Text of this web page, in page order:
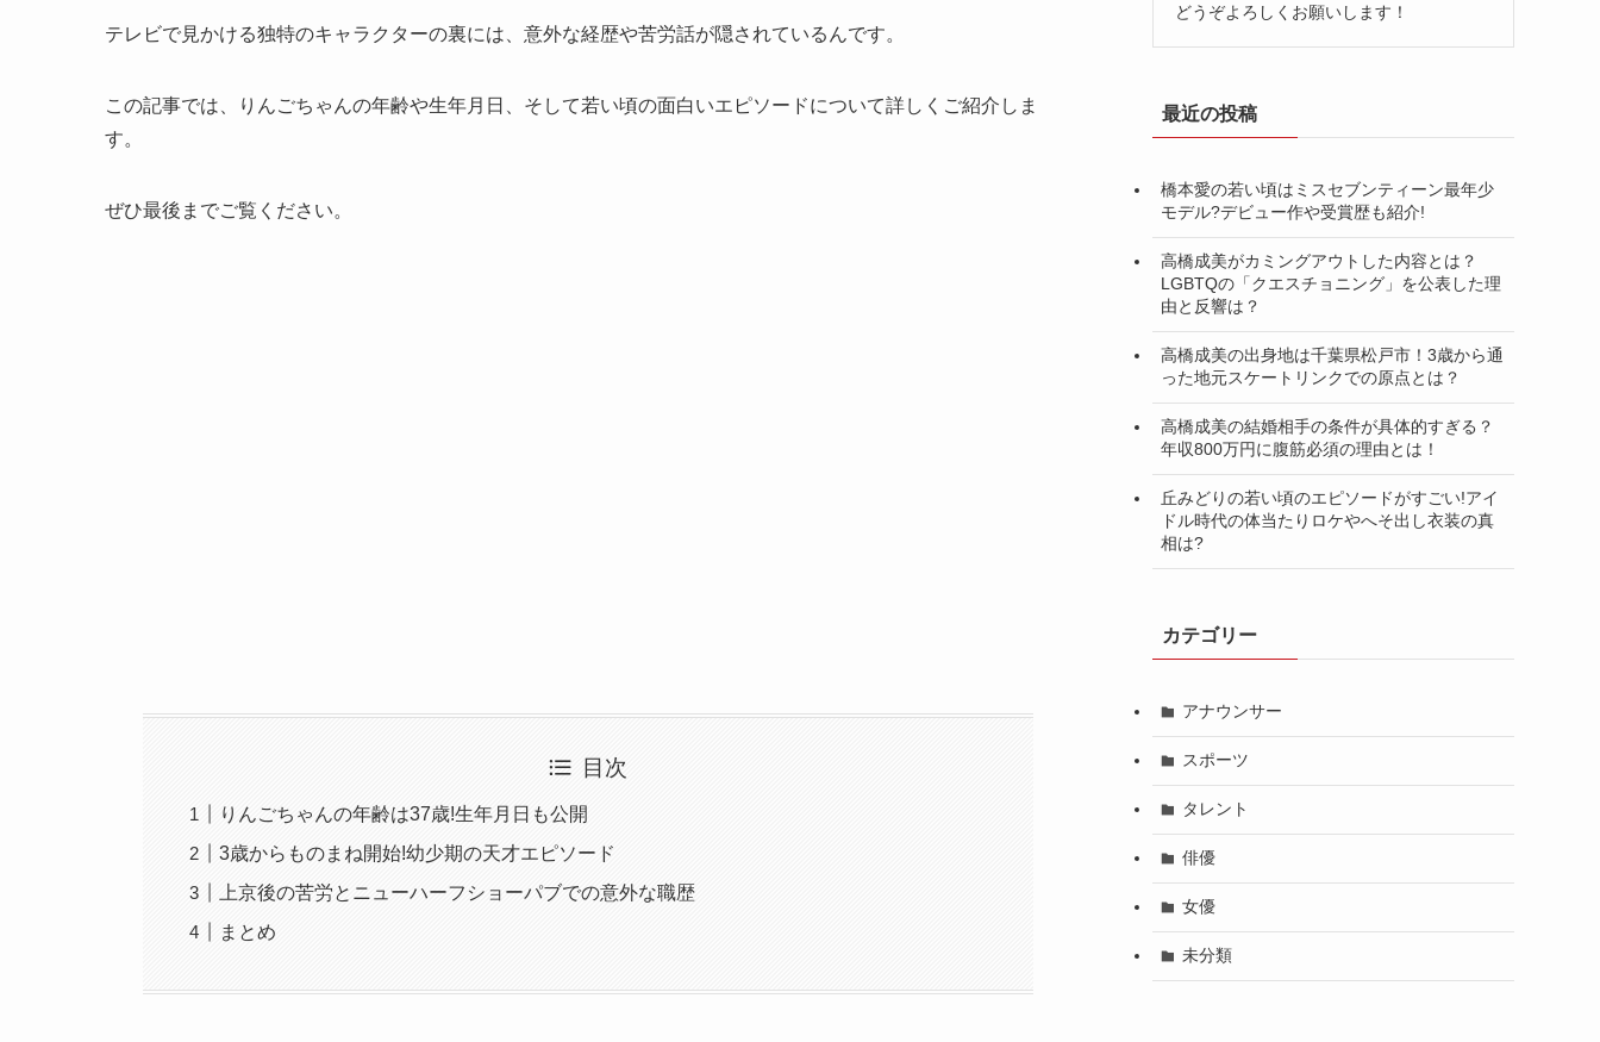
テレビで見かける独特のキャラクターの裏には、意外な経歴や苦労話が隠されているんです。
この記事では、りんごちゃんの年齢や生年月日、そして若い頃の面白いエピソードについて詳しくご紹介しま
す。
ぜひ最後までご覧ください。
目次
りんごちゃんの年齢は37歳!生年月日も公開
3歳からものまね開始!幼少期の天才エピソード
上京後の苦労とニューハーフショーパブでの意外な職歴
まとめ
どうぞよろしくお願いします！
最近の投稿
橋本愛の若い頃はミスセブンティーン最年少
モデル?デビュー作や受賞歴も紹介!
高橋成美がカミングアウトした内容とは？
LGBTQの「クエスチョニング」を公表した理
由と反響は？
高橋成美の出身地は千葉県松戸市！3歳から通
った地元スケートリンクでの原点とは？
高橋成美の結婚相手の条件が具体的すぎる？
年収800万円に腹筋必須の理由とは！
丘みどりの若い頃のエピソードがすごい!アイ
ドル時代の体当たりロケやへそ出し衣装の真
相は?
カテゴリー
アナウンサー
スポーツ
タレント
俳優
女優
未分類